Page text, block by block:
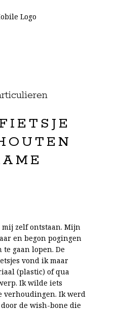
zelf ontstaan. Mijn
en begon pogingen
gaan lopen. De
vond ik maar
(plastic) of qua
Ik wilde iets
verhoudingen. Ik werd
de wish-bone die